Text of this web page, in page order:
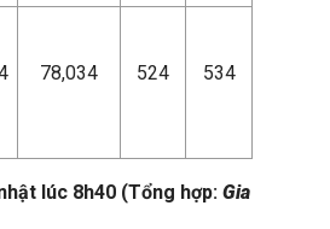
78,034 524 534
lúc 8h40 (Tổng hợp: Gia